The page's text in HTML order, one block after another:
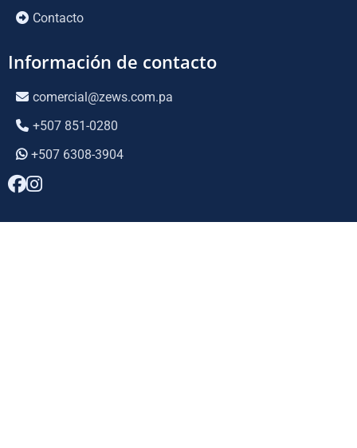
Contacto
Información de contacto
comercial@zews.com.pa
+507 851-0280
+507 6308-3904